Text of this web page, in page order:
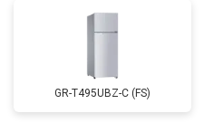
GR-T495UBZ-C (FS)